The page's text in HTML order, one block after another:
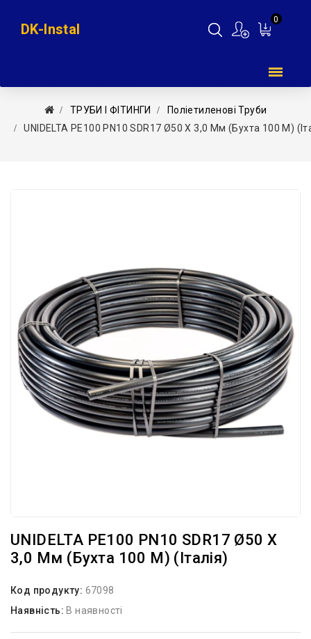
0
DK-Instal
ТРУБИ І ФІТИНГИ
Поліетиленові Труби
UNIDELTA PE100 PN10 SDR17 Ø50 Х 3,0 Мм (бухта 100 М)
UNIDELTA PE100 PN10 SDR17 Ø50 Х
3,0 Мм (бухта 100 М) (Італія)
Код продукту: 67098
Наявність: В наявності